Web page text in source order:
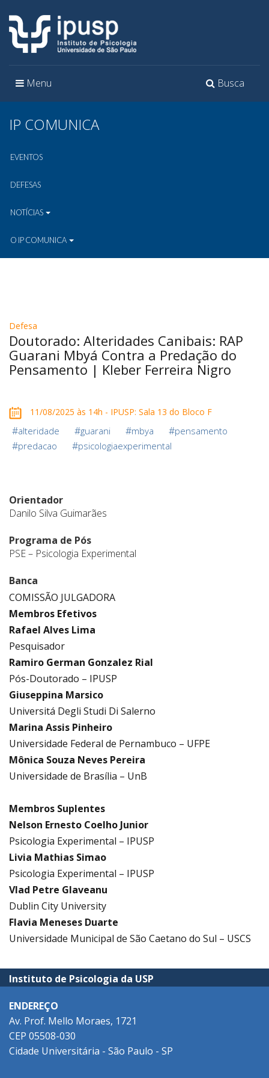
Toggle
Busca
Toggle
Menu
IP COMUNICA
EVENTOS
DEFESAS
NOTÍCIAS
O IP COMUNICA
Defesa
Doutorado: Alteridades Canibais: RAP
Guarani Mbyá Contra a Predação do
Pensamento | Kleber Ferreira Nigro
11/08/2025 às 14h - IPUSP: Sala 13 do Bloco F
#alteridade #guarani #mbya #pensamento
#predacao #psicologiaexperimental
Orientador
Danilo Silva Guimarães
Programa de Pós
PSE – Psicologia Experimental
Banca
COMISSÃO JULGADORA
Membros Efetivos
Rafael Alves Lima
Pesquisador
Ramiro German Gonzalez Rial
Pós-Doutorado – IPUSP
Giuseppina Marsico
Universitá Degli Studi Di Salerno
Marina Assis Pinheiro
Universidade Federal de Pernambuco – UFPE
Mônica Souza Neves Pereira
Universidade de Brasília – UnB
Membros Suplentes
Nelson Ernesto Coelho Junior
Psicologia Experimental – IPUSP
Livia Mathias Simao
Psicologia Experimental – IPUSP
Vlad Petre Glaveanu
Dublin City University
Flavia Meneses Duarte
Universidade Municipal de São Caetano do Sul – USCS
Instituto de Psicologia da USP
ENDEREÇO
Av. Prof. Mello Moraes, 1721
CEP 05508-030
Cidade Universitária - São Paulo - SP